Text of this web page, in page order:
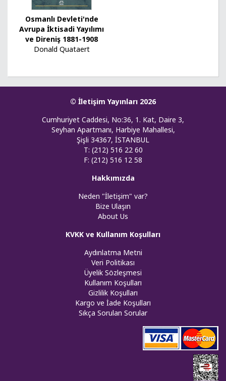
Osmanlı Devleti'nde
Avrupa İktisadi Yayılımı
ve Direniş 1881-1908
Donald Quataert
© İletişim Yayınları 2026
Cumhuriyet Caddesi, No:36, 1. Kat, Daire 3,
Seyhan Apartmanı, Harbiye Mahallesi,
Şişli 34367, İSTANBUL
T: (212) 516 22 60
F: (212) 516 12 58
Hakkımızda
Neden "İletişim" var?
Bize Ulaşın
About Us
KVKK ve Kullanım Koşulları
Aydınlatma Metni
Veri Politikası
Üyelik Sözleşmesi
Kullanım Koşulları
Gizlilik Koşulları
Kargo ve İade Koşulları
Sıkça Sorulan Sorular